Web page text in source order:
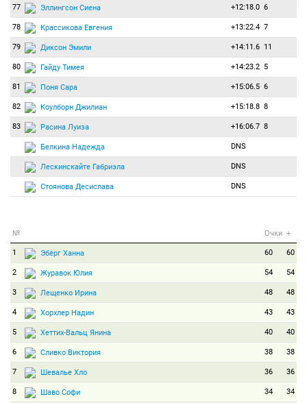
77 Эллингсон Сиена +12:18.0 6
78 Крассикова Евгения +13:22.4 7
79 Диксон Эмили +14:11.6 11
80 Гайду Тимея +14:23.2 5
81 Поня Сара +15:06.5 6
82 Коулборн Джилиан +15:18.8 8
83 Расина Луиза +16:06.7 8
Белкина Надежда DNS
Лескинскайте Габриэла DNS
Стоянова Десислава DNS
№ Очки +
1 Эберг Ханна 60 60
2 Журавок Юлия 54 54
3 Лещенко Ирина 48 48
4 Хорхлер Надин 43 43
5 Хеттих-Вальц Янина 40 40
6 Сливко Виктория 38 38
7 Шевалье Хло 36 36
8 Шаво Софи 34 34